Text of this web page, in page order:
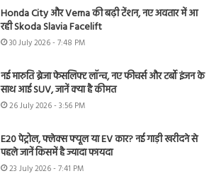
Honda City और Verna की बढ़ी टेंशन, नए अवतार में आ
रही Skoda Slavia Facelift
30 July 2026 - 7:48 PM
नई मारुति ब्रेजा फेसलिफ्ट लॉन्च, नए फीचर्स और टर्बो इंजन के
साथ आई SUV, जानें क्या है कीमत
26 July 2026 - 3:56 PM
E20 पेट्रोल, फ्लेक्स फ्यूल या EV कार? नई गाड़ी खरीदने से
पहले जानें किसमें है ज्यादा फायदा
23 July 2026 - 7:41 PM